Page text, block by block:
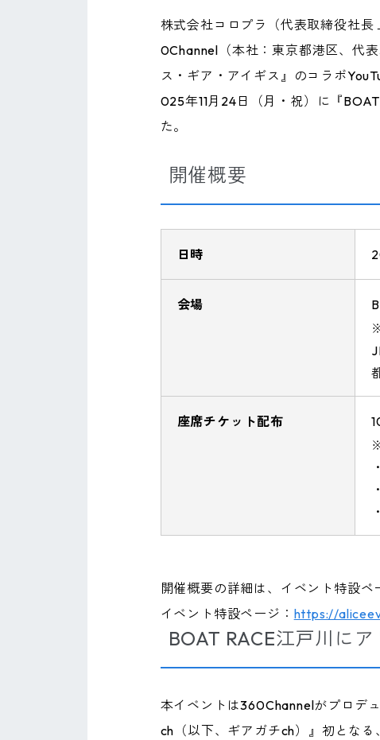
株式会社コロプラ（代表取締役社
0Channel（本社：東京都港区、代
ス・ギア・アイギス』のコラボ
025年11月24日（月・祝）に『
た。
開催概要
日時
会場
座席チケット配布
開催概要の詳細は、イベント特設ペ
イベント特設ページ： https://
BOAT RACE江戸川に
本イベントは360Channelがプロデ
ch（以下、ギアガチch）』初となる